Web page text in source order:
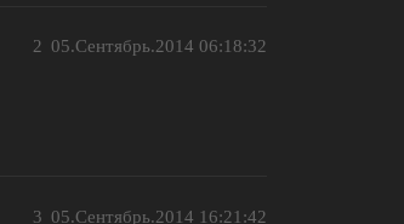
05.Сентябрь.2014 06:18:32
2
05.Сентябрь.2014 16:21:42
3